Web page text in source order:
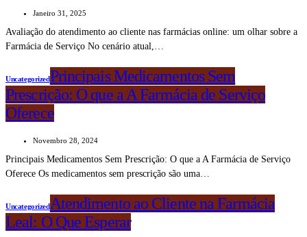
Janeiro 31, 2025
Avaliação do atendimento ao cliente nas farmácias online: um olhar sobre a
Farmácia de Serviço No cenário atual,…
UncategorizedPrincipais Medicamentos Sem
Prescrição: O que a A Farmácia de Serviço
Oferece
Novembro 28, 2024
Principais Medicamentos Sem Prescrição: O que a A Farmácia de Serviço
Oferece Os medicamentos sem prescrição são uma…
UncategorizedAtendimento ao Cliente na Farmácia
Leal: O Que Esperar